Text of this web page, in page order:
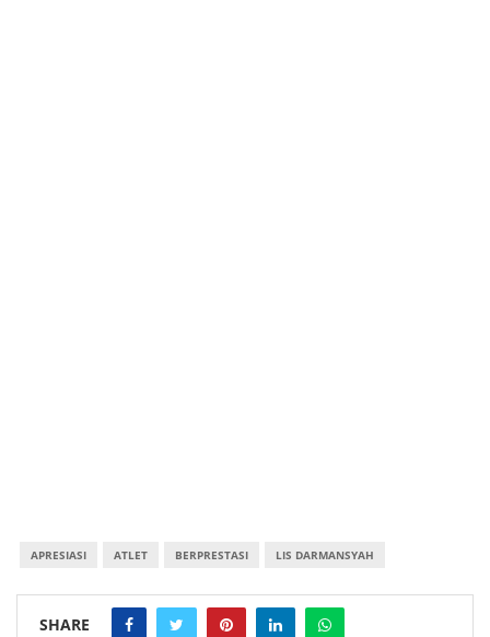
APRESIASI ATLET BERPRESTASI LIS DARMANSYAH
SHARE